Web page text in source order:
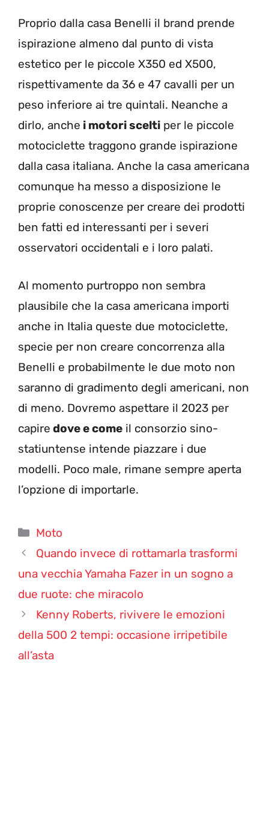
Proprio dalla casa Benelli il brand prende
ispirazione almeno dal punto di vista
estetico per le piccole X350 ed X500,
rispettivamente da 36 e 47 cavalli per un
peso inferiore ai tre quintali. Neanche a
dirlo, anche i motori scelti per le piccole
motociclette traggono grande ispirazione
dalla casa italiana. Anche la casa americana
comunque ha messo a disposizione le
proprie conoscenze per creare dei prodotti
ben fatti ed interessanti per i severi
osservatori occidentali e i loro palati.
Al momento purtroppo non sembra
plausibile che la casa americana importi
anche in Italia queste due motociclette,
specie per non creare concorrenza alla
Benelli e probabilmente le due moto non
saranno di gradimento degli americani, non
di meno. Dovremo aspettare il 2023 per
capire dove e come il consorzio sino-
statiuntense intende piazzare i due
modelli. Poco male, rimane sempre aperta
l’opzione di importarle.
Categorie
Moto
Quando invece di rottamarla trasformi
una vecchia Yamaha Fazer in un sogno a
due ruote: che miracolo
Kenny Roberts, rivivere le emozioni
della 500 2 tempi: occasione irripetibile
all’asta